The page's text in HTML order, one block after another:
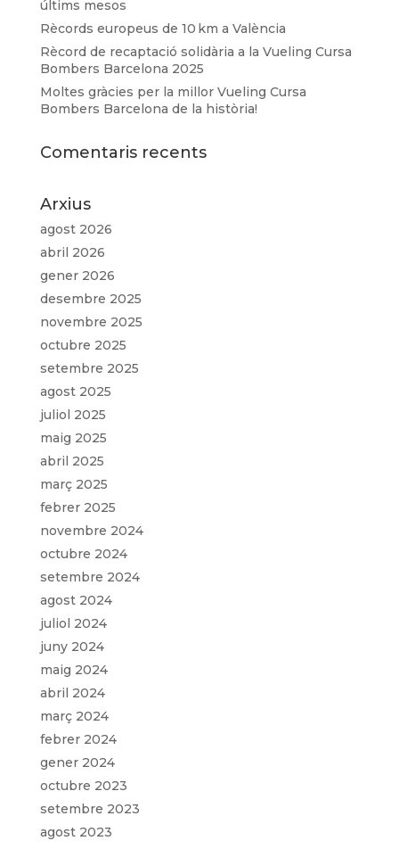
últims mesos
Rècords europeus de 10 km a València
Rècord de recaptació solidària a la Vueling Cursa
Bombers Barcelona 2025
Moltes gràcies per la millor Vueling Cursa
Bombers Barcelona de la història!
Comentaris recents
Arxius
agost 2026
abril 2026
gener 2026
desembre 2025
novembre 2025
octubre 2025
setembre 2025
agost 2025
juliol 2025
maig 2025
abril 2025
març 2025
febrer 2025
novembre 2024
octubre 2024
setembre 2024
agost 2024
juliol 2024
juny 2024
maig 2024
abril 2024
març 2024
febrer 2024
gener 2024
octubre 2023
setembre 2023
agost 2023